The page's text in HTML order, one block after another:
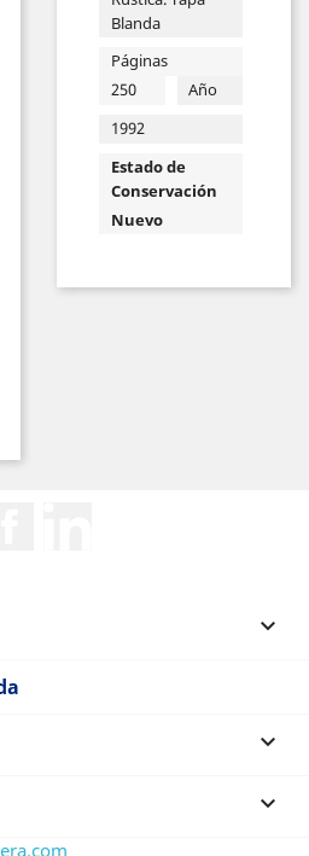
Blanda
Páginas
250
Año
1992
Estado de
Conservación
Nuevo


